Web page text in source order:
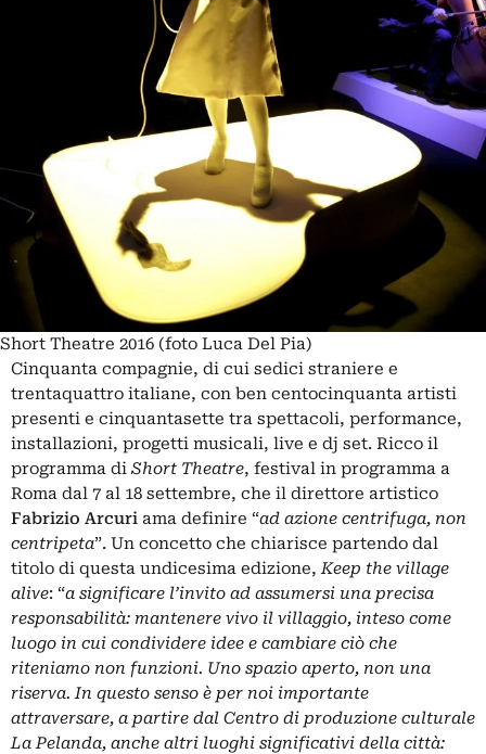
Short Theatre 2016 (foto Luca Del Pia)
Cinquanta compagnie, di cui sedici straniere e
trentaquattro italiane, con ben centocinquanta artisti
presenti e cinquantasette tra spettacoli, performance,
installazioni, progetti musicali, live e dj set. Ricco il
programma di Short Theatre, festival in programma a
Roma dal 7 al 18 settembre, che il direttore artistico
Fabrizio Arcuri ama definire “ad azione centrifuga, non
centripeta”. Un concetto che chiarisce partendo dal
titolo di questa undicesima edizione,Keep the village
alive: “a significare l’invito ad assumersi una precisa
responsabilità: mantenere vivo il villaggio, inteso come
luogo in cui condividere idee e cambiare ciò che
riteniamo non funzioni. Uno spazio aperto, non una
riserva. In questo senso è per noi importante
attraversare, a partire dal Centro di produzione culturale
La Pelanda, anche altri luoghi significativi della città: